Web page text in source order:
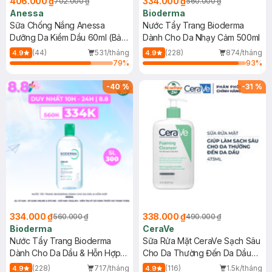
Anessa
Sữa Chống Nắng Anessa
Dưỡng Da Kiềm Dầu 60ml (Bản
Mới)
4.9 (44)
531/tháng
79%
Bioderma
Nước Tẩy Trang Bioderma
Dành Cho Da Nhạy Cảm 500ml
4.9 (228)
874/tháng
93%
-40%
334.000 ₫560.000 ₫
Bioderma
Nước Tẩy Trang Bioderma
Dành Cho Da Dầu & Hỗn Hợp
500ml
4.9 (228)
717/tháng
-31 %
338.000 ₫490.000 ₫
CeraVe
Sữa Rửa Mặt CeraVe Sạch Sâu
Cho Da Thường Đến Da Dầu
473ml
4.9 (116)
1.5k/tháng